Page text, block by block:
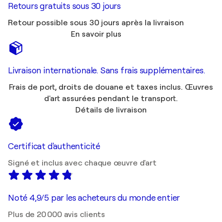
Retours gratuits sous 30 jours
Retour possible sous 30 jours après la livraison
En savoir plus
Livraison internationale. Sans frais supplémentaires.
Frais de port, droits de douane et taxes inclus. Œuvres
d'art assurées pendant le transport.
Détails de livraison
Certificat d'authenticité
Signé et inclus avec chaque œuvre d'art
Noté 4,9/5 par les acheteurs du monde entier
Plus de 20 000 avis clients